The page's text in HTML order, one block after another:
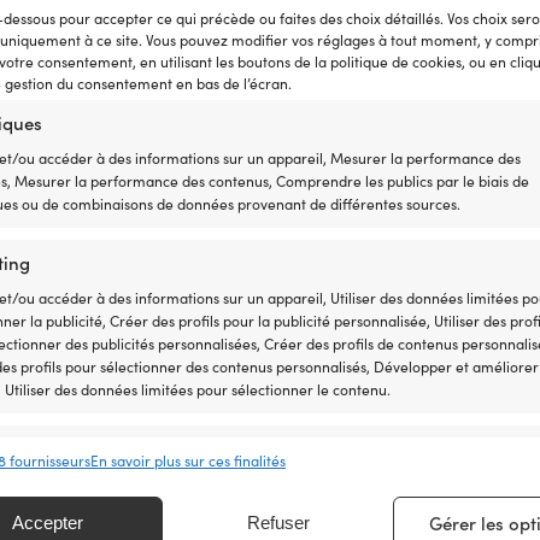
pour accepter ce qui précède ou faites des choix détaillés. Vos choix
à ce site. Vous pouvez modifier vos réglages à tout moment, y
consentement, en utilisant les boutons de la politique de cookies, ou en
gestion du consentement en bas de l’écran.
ou accéder à des informations sur un appareil, Mesurer la performance des
Mesurer la performance des contenus, Comprendre les publics par le biais de
ou de combinaisons de données provenant de différentes sources.
ou accéder à des informations sur un appareil, Utiliser des données limitées
la publicité, Créer des profils pour la publicité personnalisée, Utiliser des
des publicités personnalisées, Créer des profils de contenus
profils pour sélectionner des contenus personnalisés, Développer et
Utiliser des données limitées pour sélectionner le contenu.
Relier différents appareils, Identifier les appareils en fonction des
transmises automatiquement.
fournisseursEn savoir plus sur ces finalités
Accepter Refuser Gérer les
le prix après votre achat. Aucune condition
Suivez votre commande
À propos de Moory
Par téléphone 8h-20h (+46 8251546 – Anglais)